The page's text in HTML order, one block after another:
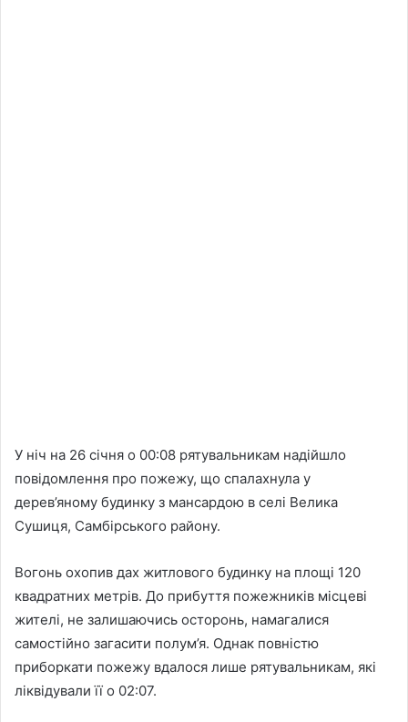
У ніч на 26 січня о 00:08 рятувальникам надійшло
повідомлення про пожежу, що спалахнула у
дерев’яному будинку з мансардою в селі Велика
Сушиця, Самбірського району.
Вогонь охопив дах житлового будинку на площі 120
квадратних метрів. До прибуття пожежників місцеві
жителі, не залишаючись осторонь, намагалися
самостійно загасити полум’я. Однак повністю
приборкати пожежу вдалося лише рятувальникам, які
ліквідували її о 02:07.